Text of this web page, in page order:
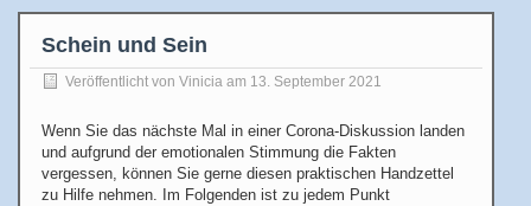
Schein und Sein
Veröffentlicht von Vinicia am 13. September 2021
Wenn Sie das nächste Mal in einer Corona-Diskussion landen
und aufgrund der emotionalen Stimmung die Fakten
vergessen, können Sie gerne diesen praktischen Handzettel
zu Hilfe nehmen. Im Folgenden ist zu jedem Punkt